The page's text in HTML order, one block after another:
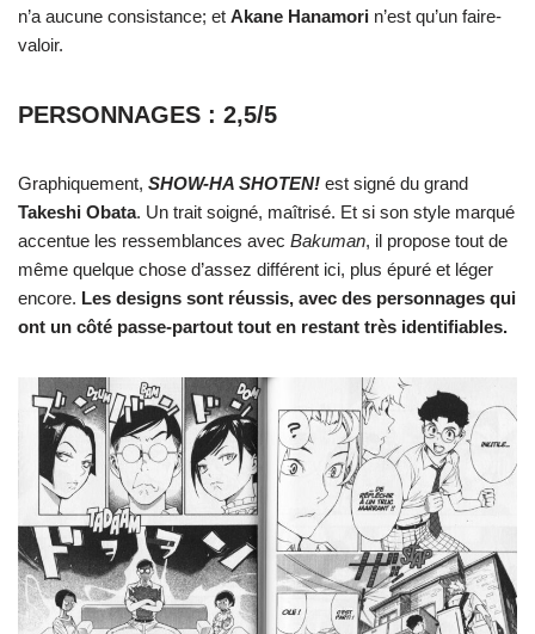
n’a aucune consistance; et Akane Hanamori n’est qu’un faire-
valoir.
PERSONNAGES : 2,5/5
Graphiquement, SHOW-HA SHOTEN! est signé du grand
Takeshi Obata. Un trait soigné, maîtrisé. Et si son style marqué
accentue les ressemblances avec Bakuman, il propose tout de
même quelque chose d’assez différent ici, plus épuré et léger
encore. Les designs sont réussis, avec des personnages qui
ont un côté passe-partout tout en restant très identifiables.